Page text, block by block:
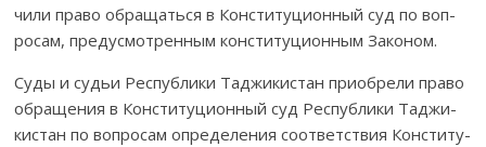
чили пра­во об­ращаться в Конституционный суд по воп­
росам, предусмотренным конс­титуционным Законом.
Суды и судьи Республики Таджикистан приобрели пра­­­­­во
обраще­ния в Конс­титуционный суд Республики Тад­жи­­­
кистан по воп­­росам опре­деления соот­ветствия Кон­сти­ту­